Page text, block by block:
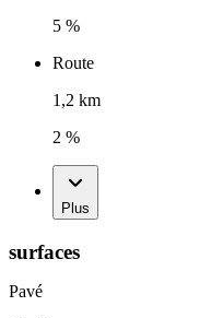
5 %
Route
1,2 km
2 %
Plus
surfaces
Pavé